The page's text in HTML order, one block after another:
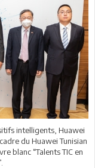
intelligents, Huawei
du Huawei Tunisian
blanc “Talents TIC en